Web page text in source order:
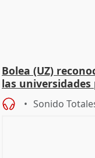
Bolea (UZ)
las universidades
Sonido